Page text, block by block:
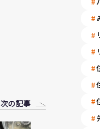
次の記事